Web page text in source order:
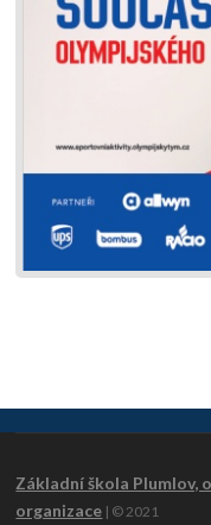
Základní škola Plumlov,
organizace | © 2021